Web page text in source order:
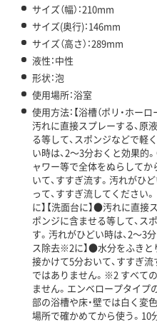
サイズ（幅）：210mm
サイズ(奥行)：146mm
サイズ（高さ）：289mm
液性：中性
形状：泡
使用場所：浴室
使用方法：【浴槽（ポリ・ホー
汚れに直接スプレーする、原
る等して、スポンジなどで軽
い時は、2～3分おくと効果的
ャワー等で全体をぬらしてか
いて、すすぎ流す。汚れがひ
って、すすぎ流してください。
に】【洗面台に】●汚れに直接
ポンジに含ませる等して、ス
す。汚れがひどい時は、2～3
ス除去※2に】●水分をふきと
接かけて5分おいて、すすぎ
ではありません。※2 すべて
ません。エンベロープタイ
部の浴槽や床・壁では白く変
場所で確かめてから使う。